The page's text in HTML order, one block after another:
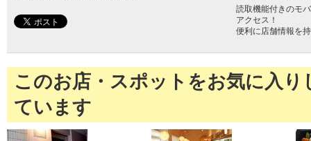
読取機能付きのモ
アクセス！
便利に店舗情報を
このお店・スポットをお気に入
ています